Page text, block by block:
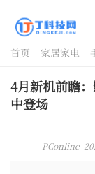
首页 家居家电
酷品评测
4月新机前瞻
中登场
PConline